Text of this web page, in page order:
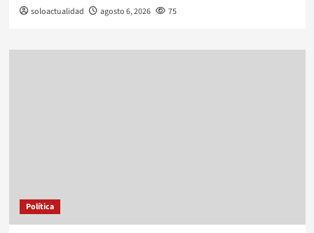
soloactualidad agosto 6, 2026 75
Política